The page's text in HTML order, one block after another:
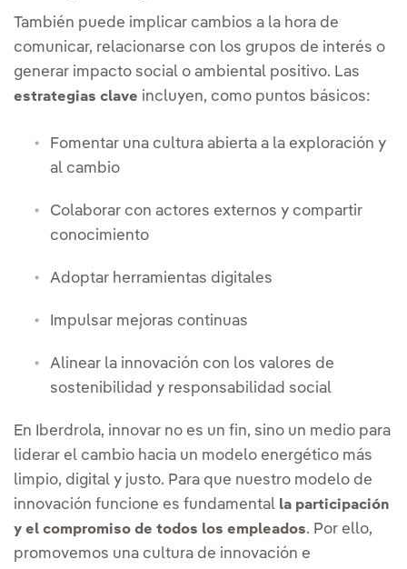
También puede implicar cambios a la hora de
comunicar, relacionarse con los grupos de interés o
generar impacto social o ambiental positivo. Las
estrategias clave incluyen, como puntos básicos:
Fomentar una cultura abierta a la exploración y
al cambio
Colaborar con actores externos y compartir
conocimiento
Adoptar herramientas digitales
Impulsar mejoras continuas
Alinear la innovación con los valores de
sostenibilidad y responsabilidad social
En Iberdrola, innovar no es un fin, sino un medio para
liderar el cambio hacia un modelo energético más
limpio, digital y justo. Para que nuestro modelo de
innovación funcione es fundamental la participación
y el compromiso de todos los empleados. Por ello,
promovemos una cultura de innovación e